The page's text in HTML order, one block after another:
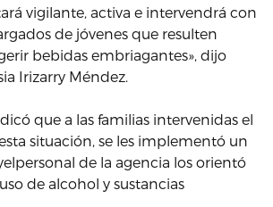
vigilante, activa e intervendrá con
de jóvenes que resulten
bebidas embriagantes», dijo
Irizarry Méndez.
que a las familias intervenidas el
situación, se les implementó un
de la agencia los orientó
de alcohol y sustancias